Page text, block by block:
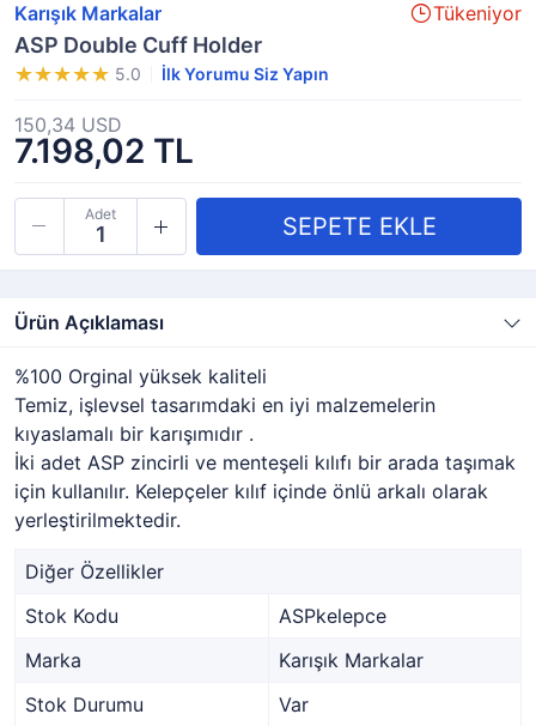
Karışık Markalar Tükeniyor
ASP Double Cuff Holder
5.0 İlk Yorumu Siz Yapın
7.198,02 TL
150,34 USD
Adet
Ürün Açıklaması
%100 Orginal yüksek kaliteli
Temiz, işlevsel tasarımdaki en iyi malzemelerin
kıyaslamalı bir karışımıdır .
İki adet ASP zincirli ve menteşeli kılıfı bir arada taşımak
için kullanılır. Kelepçeler kılıf içinde önlü arkalı olarak
yerleştirilmektedir.
Diğer Özellikler
Stok Kodu
ASPkelepce
Marka
Karışık Markalar
Stok Durumu
Var